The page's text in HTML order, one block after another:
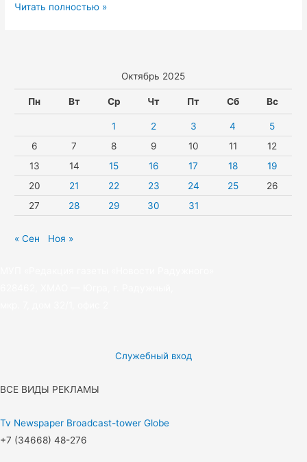
Ещё
составили
Югре
Читать полностью »
Октябрь 2025
Пн Вт Ср Чт Пт Сб Вс
1 2 3 4
5
6
7 8 9 10 11
12
13
14 15 16 17 18
19
20
21 22 23 24 25
26
27
28 29 30 31
« Сен Ноя »
Служебный вход
ВСЕ ВИДЫ РЕКЛАМЫ
Tv Newspaper Broadcast-tower Globe
+7 (34668) 48-276